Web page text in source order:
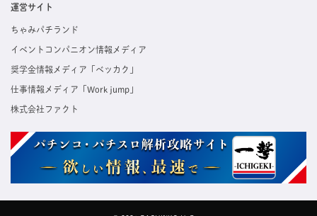
運営サイト
ちゃみパチランド
イベントコンパニオン情報メディア
奨学金情報メディア「ベッカク」
仕事情報メディア「Work jump」
株式会社ファクト